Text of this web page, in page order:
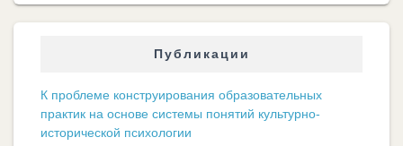
Публикации
К проблеме конструирования образовательных
практик на основе системы понятий культурно-
исторической психологии